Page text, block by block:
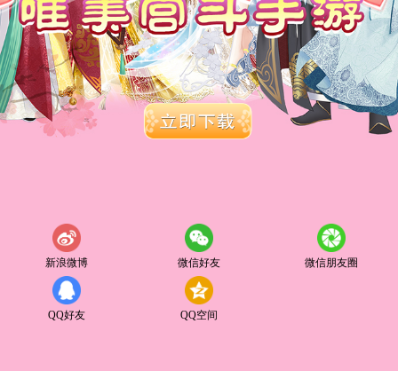
新浪微博 微信好友 微信朋友圈
QQ好友 QQ空间